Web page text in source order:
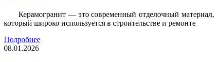
Керамогранит — это современный отделочный материал,
который широко используется в строительстве и ремонте
Подробнее
08.01.2026